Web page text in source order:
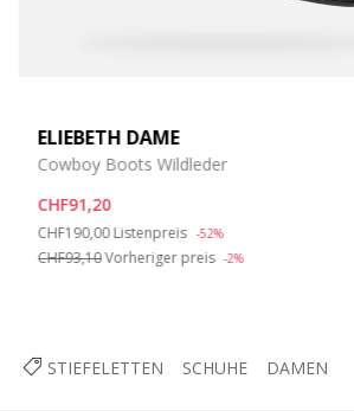
STIEFELETTEN SCHUHE DAMEN
ELIEBETH DAME
Cowboy Boots Wildleder
CHF91,20
Price reduced from
CHF190,00to
Listenpreis -52%
CHF93,10Vorheriger preis -2%